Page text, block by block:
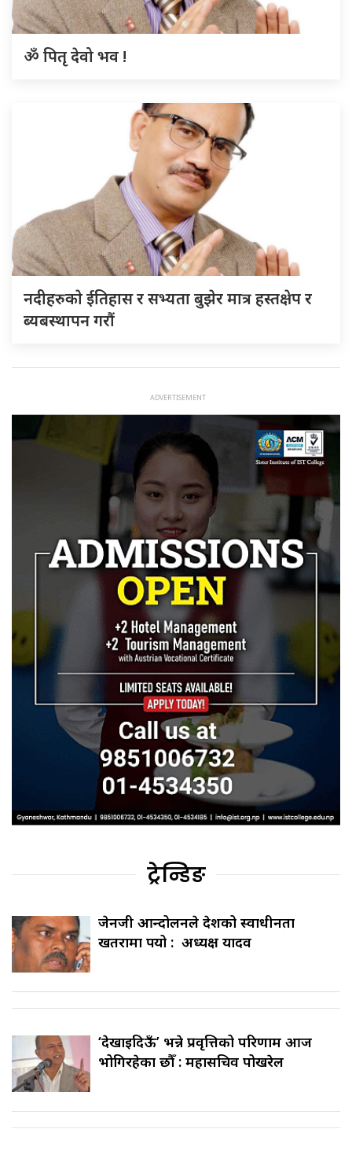
ॐ पितृ देवो भव !
नदीहरुकाे ईतिहास र सभ्यता बुझेर मात्र हस्तक्षेप र
ब्यबस्थापन गराैं
ट्रेन्डिङ
जेनजी आन्दोलनले देशको स्वाधीनता
खतरामा पर्‍यो : अध्यक्ष यादव
‘देखाइदिऊँ’ भन्ने प्रवृत्तिको परिणाम आज
भोगिरहेका छौँ : महासचिव पोखरेल